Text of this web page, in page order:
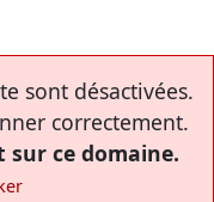
sont désactivées.
correctement.
sur ce domaine.